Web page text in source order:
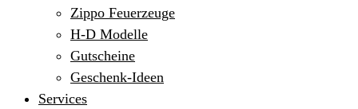
Zippo Feuerzeuge
H-D Modelle
Gutscheine
Geschenk-Ideen
Services